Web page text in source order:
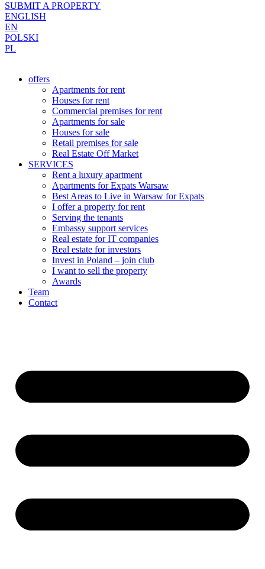
SUBMIT A PROPERTY
ENGLISH
EN
POLSKI
PL
offers
Apartments for rent
Houses for rent
Commercial premises for rent
Apartments for sale
Houses for sale
Retail premises for sale
Real Estate Off Market
SERVICES
Rent a luxury apartment
Apartments for Expats Warsaw
Best Areas to Live in Warsaw for Expats
I offer a property for rent
Serving the tenants
Embassy support services
Real estate for IT companies
Real estate for investors
Invest in Poland – join club
I want to sell the property
Awards
Team
Contact